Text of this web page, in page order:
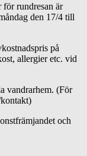
för rundresan är
den 17/4 till
på
allergier etc. vid
vandrarhem. (För
och